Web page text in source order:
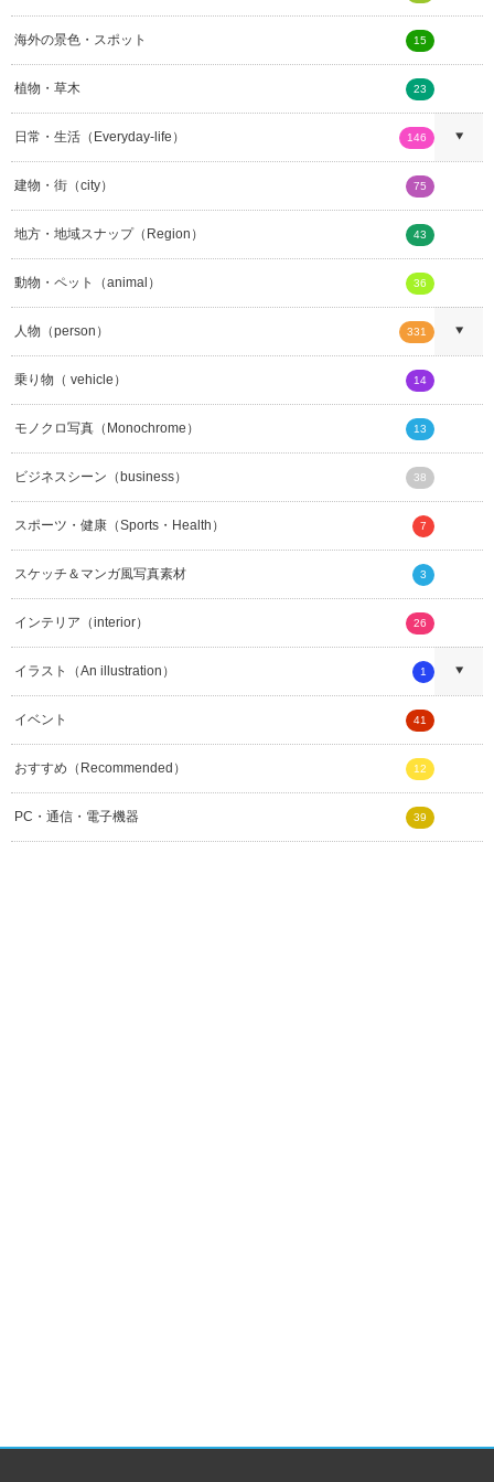
海外の景色・スポット 15
植物・草木 23
日常・生活（Everyday-life） 146
建物・街（city） 75
地方・地域スナップ（Region） 43
動物・ペット（animal） 36
人物（person） 331
乗り物（ vehicle） 14
モノクロ写真（Monochrome） 13
ビジネスシーン（business） 38
スポーツ・健康（Sports・Health） 7
スケッチ＆マンガ風写真素材 3
インテリア（interior） 26
イラスト（An illustration） 1
イベント 41
おすすめ（Recommended） 12
PC・通信・電子機器 39